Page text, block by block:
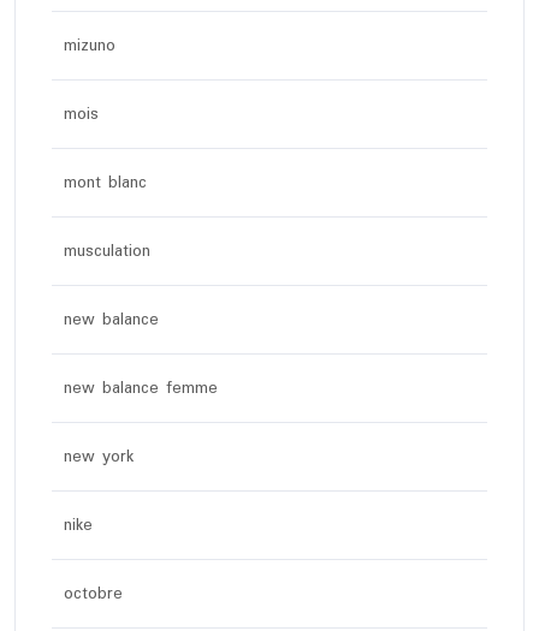
mizuno
mois
mont blanc
musculation
new balance
new balance femme
new york
nike
octobre